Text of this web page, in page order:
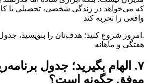
که می‌خواهد در زندگی شخصی، تحصیلی یا
واقعی را تجربه کند
.امروز شروع کنید؛ هدف‌تان را بنویسید،
هفتگی و ماهانه
۷. الهام بگیرید؛ جدول
موفق چگونه است؟